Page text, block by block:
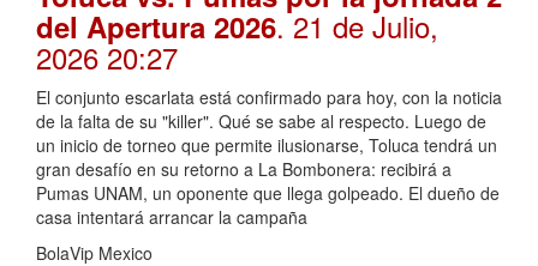
del Apertura 2026. 21 de Julio,
2026 20:27
El conjunto escarlata está confirmado para hoy, con la noticia
de la falta de su "killer". Qué se sabe al respecto. Luego de
un inicio de torneo que permite ilusionarse, Toluca tendrá un
gran desafío en su retorno a La Bombonera: recibirá a
Pumas UNAM, un oponente que llega golpeado. El dueño de
casa intentará arrancar la campaña
BolaVip Mexico